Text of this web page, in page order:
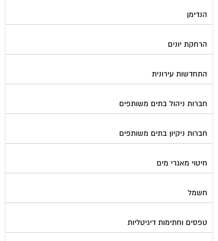
הנדימן
הרחקת יונים
התחדשות עירונית
חברות ניהול בתים משותפים
חברות ניקיון בתים משותפים
חיטוי מאגרי מים
חשמל
טפסים וחתימות דיגיטליות